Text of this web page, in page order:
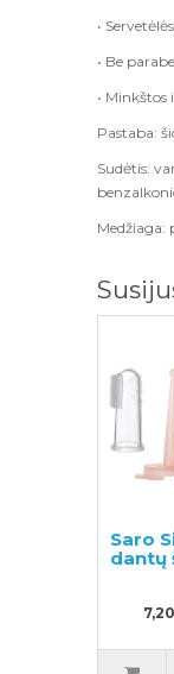
•
• Be
•
Pastaba:
Sudėtis:
Medžiaga:
Saro
dantų